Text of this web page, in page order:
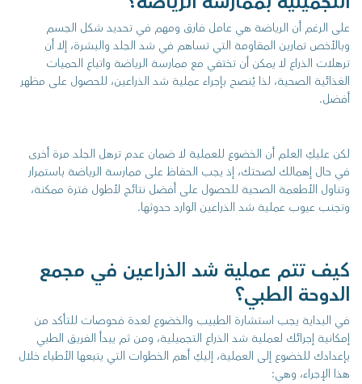
على الرغم أن الرياضة هي عامل فارق ومهم في تحديد شكل الجسم
وبالأخص تمارين المقاومة التي تساهم في شد الجلد والبشرة، إلا أن
ترهلات الذراع لا يمكن أن تختفي مع ممارسة الرياضة واتباع الحميات
الغذائية الصحية، لذا يُنصح بإجراء عملية شد الذراعين، للحصول على مظهر
أفضل.
لكن عليكِ العلم أن الخضوع للعملية لا ضمان عدم ترهل الجلد مرة أخرى
في حال إهمالك لصحتك، إذ يجب الحفاظ على ممارسة الرياضة باستمرار
وتناول الأطعمة الصحية للحصول على أفضل نتائج لأطول فترة ممكنة،
وتجنب عيوب عملية شد الذراعين الوارد حدوثها.
كيف تتم عملية شد الذراعين في مجمع
الدوحة الطبي؟
في البداية يجب استشارة الطبيب والخضوع لعدة فحوصات للتأكد من
إمكانية إجرائك لعملية شد الذراع التجميلية، ومن ثم يبدأ الفريق الطبي
بإعدادك للخضوع إلى العملية، إليكِ أهم الخطوات التي يتبعها الأطباء خلال
هذا الإجراء، وهي: